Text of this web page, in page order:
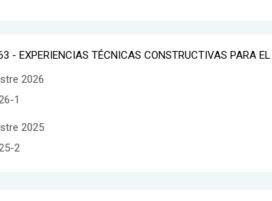
- EXPERIENCIAS TÉCNICAS CONSTRUCTIVAS PARA EL
2026
1
2025
2